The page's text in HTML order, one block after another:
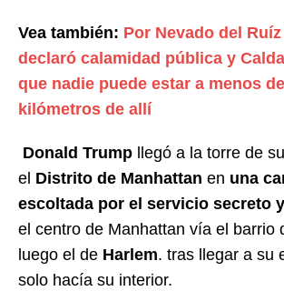
Vea también: Por Nevado del
declaró calamidad pública y
que nadie puede estar a menos
kilómetros de allí
Donald Trump llegó a la torre de
el Distrito de Manhattan en una
escoltada por el servicio secreto y
el centro de Manhattan vía el barrio
luego el de Harlem. tras llegar a su
solo hacía su interior.